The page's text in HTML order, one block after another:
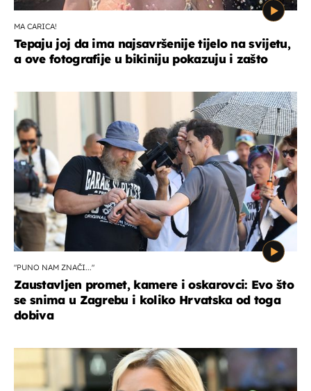
MA CARICA!
Tepaju joj da ima najsavršenije tijelo na svijetu,
a ove fotografije u bikiniju pokazuju i zašto
"PUNO NAM ZNAČI..."
Zaustavljen promet, kamere i oskarovci: Evo što
se snima u Zagrebu i koliko Hrvatska od toga
dobiva